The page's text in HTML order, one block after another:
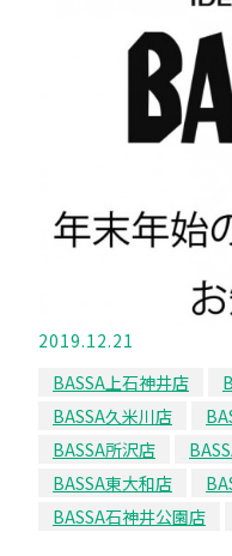
2019.12.21
BASSA上石神井店
BASSA久米川店
BASSA所沢店
BASSA東大和店
BASSA石神井公園店